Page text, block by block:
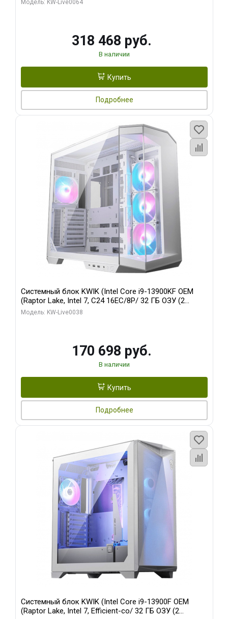
Модель: KW-Live0064
318 468 руб.
В наличии
Купить
Подробнее
Системный блок KWIK (Intel Core i9-13900KF OEM
(Raptor Lake, Intel 7, C24 16EC/8P/ 32 ГБ ОЗУ (2
модуля)/ Gigabyte RX9070XT GAMING OC 16GB GDDR6
Модель: KW-Live0038
170 698 руб.
В наличии
Купить
Подробнее
Системный блок KWIK (Intel Core i9-13900F OEM
(Raptor Lake, Intel 7, Efficient-co/ 32 ГБ ОЗУ (2